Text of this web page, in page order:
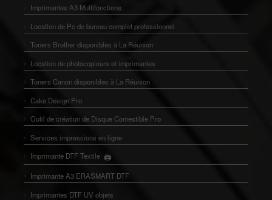
Imprimantes A3 Multifonctions
Location de Pc de bureau complet professionnel
Toners Brother disponibles à La Réunion
Location de photocopieurs et imprimantes
Toners Canon disponibles à La Réunion
Cake Design Pro
Outil de création de Disque Comestible Pro
Services impressions en ligne
Imprimante DTF Textile 🖨️
👕
Imprimante A3 ERASMART DTF
Imprimantes DTF UV objets